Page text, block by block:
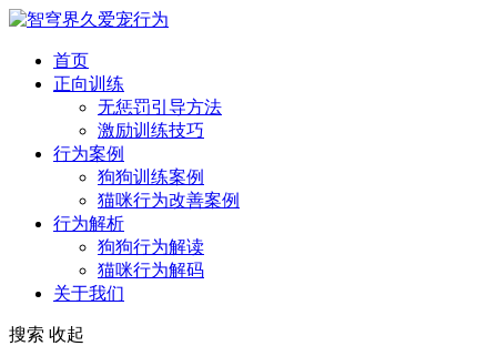
首页
正向训练
无惩罚引导方法
激励训练技巧
行为案例
狗狗训练案例
猫咪行为改善案例
行为解析
狗狗行为解读
猫咪行为解码
关于我们
搜索 收起